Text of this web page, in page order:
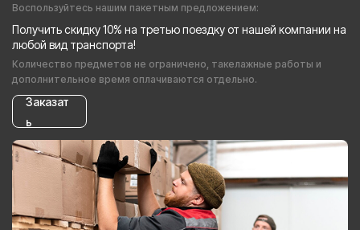
Воспользуйтесь нашим пакетным предложением:
Получить скидку 10% на третью поездку от нашей компании на
любой вид транспорта!
Количество предметов не ограничено, такелажные работы и
дополнительное время оплачиваются отдельно.
Заказат
ь